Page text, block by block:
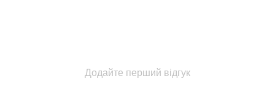
Додайте перший відгук